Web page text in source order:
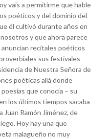
vais a permitirme que hable
poéticos y del dominio del
él cultivó durante años en
y que ahora parece
recitales poéticos
sus festivales
de Nuestra Señora de
poéticas allá donde
que conocía – su
los últimos tiempos sacaba
Ramón Jiménez, de
Hoy hay una que
malagueño no muy